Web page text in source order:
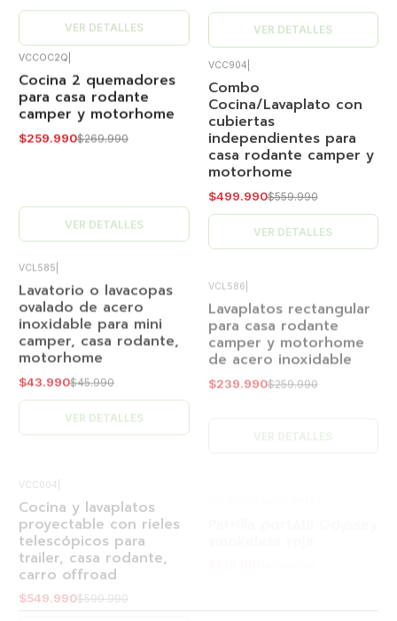
VER DETALLES VER DETALLES
OFF
Agotado
VCCOC2Q |
Cocina 2 quemadores
para casa rodante
camper y motorhome
$259.990$269.990
-11%
Agotado
VCC904|
Combo
Cocina/Lavaplato con
cubiertas
independientes para
casa rodante camper y
motorhome
VER DETALLES
OFF
Agotado
VCL585|
Lavatorio o lavacopas
ovalado de acero
inoxidable para mini
camper, casa rodante,
motorhome
$43.990$45.990
VER DETALLES
Agotado
para casa rodante
camper y motorhome
de acero inoxidable
$239.990$259.990
VER DETALLES
Cocina y lavaplatos
trailer, casa rodante,
carro offroad
$549.990$599.990
VER DETALLES
Parrilla portátil Odyssey